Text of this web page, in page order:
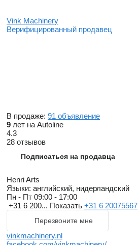
Vink Machinery
Верифицированный продавец
В продаже: 91 объявление
9 лет на Autoline
4.3
28 отзывов
Подписаться на продавца
Henri Arts
Языки: английский, нидерландский
Пн - Пт 09:00 - 17:00
+31 6 200... Показать +31 6 20075567
Перезвоните мне
vinkmachinery.nl